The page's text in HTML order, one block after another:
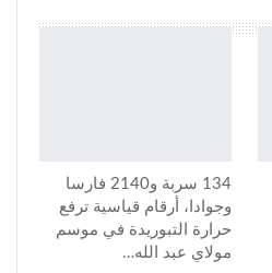
134 سربة و2140 فارسا
وجوادا، أرقام قياسية ترفع
حرارة التبوريدة في موسم
مولاي عبد الله…